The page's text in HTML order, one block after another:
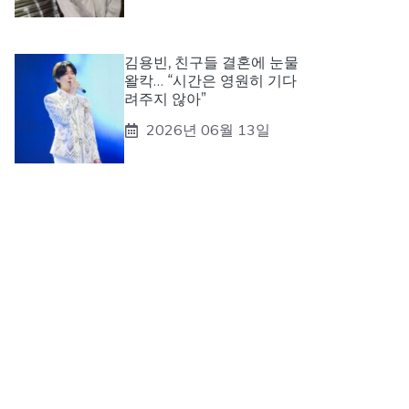
김용빈, 친구들 결혼에 눈물
왈칵… “시간은 영원히 기다
려주지 않아”
2026년 06월 13일